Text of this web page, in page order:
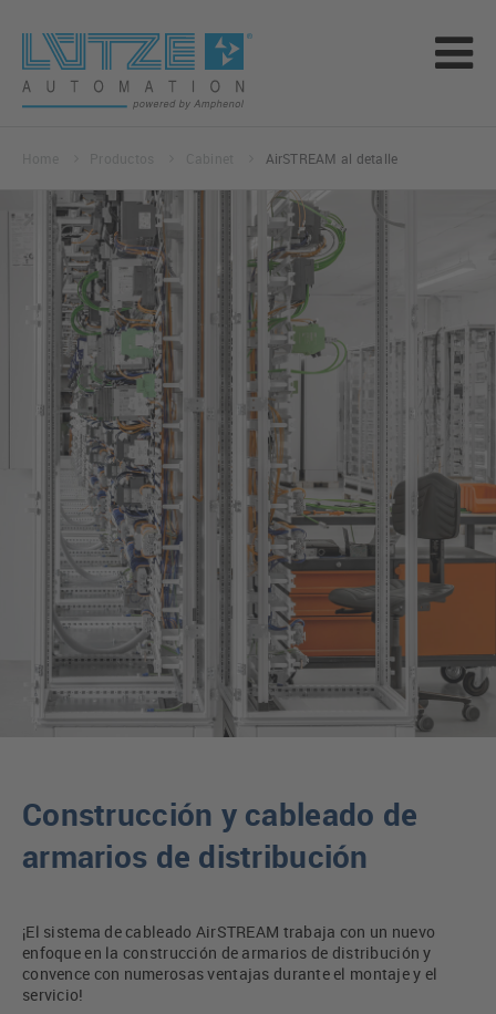
AirSTREAM al detalle
Construcción y cableado de
armarios de distribución
¡El sistema de cableado AirSTREAM trabaja con un nuevo
enfoque en la construcción de armarios de distribución y
convence con numerosas ventajas durante el montaje y el
servicio!